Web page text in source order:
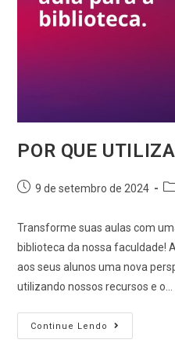
POR QUE
9 de setembro de 2024
Transforme suas aulas com
biblioteca da nossa faculdade!
aos seus alunos uma nova
utilizando nossos recursos e o…
Continue Lendo